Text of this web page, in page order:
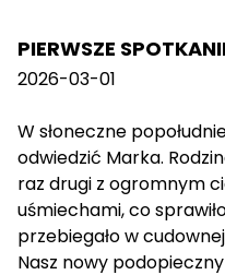
PIERWSZE
2026-03-01
W słoneczne
odwiedzić Marka.
raz drugi z ogromnym
uśmiechami, co
przebiegało w
Nasz nowy